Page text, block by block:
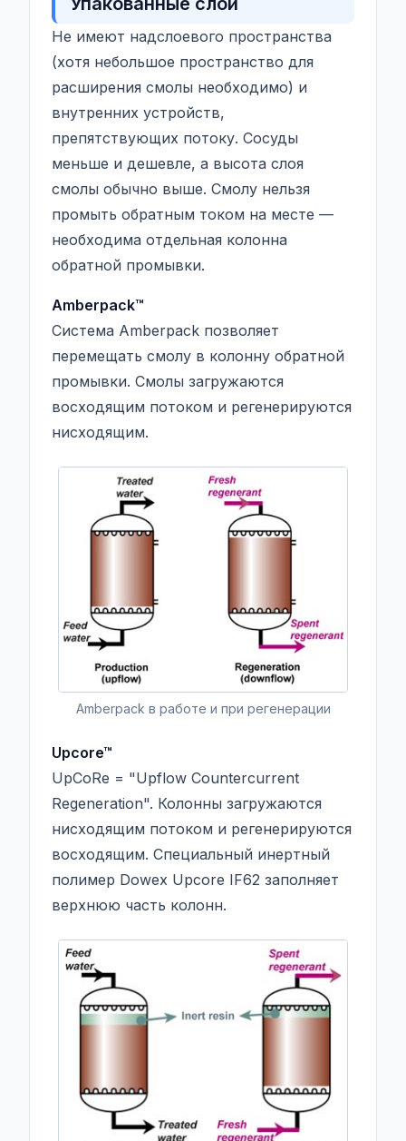
Не имеют надслоевого пространства
(хотя небольшое пространство для
расширения смолы необходимо) и
внутренних устройств,
препятствующих потоку. Сосуды
меньше и дешевле, а высота слоя
смолы обычно выше. Смолу нельзя
промыть обратным током на месте —
необходима отдельная колонна
обратной промывки.
Amberpack™
Система Amberpack позволяет
перемещать смолу в колонну обратной
промывки. Смолы загружаются
восходящим потоком и регенерируются
нисходящим.
Amberpack в работе и при регенерации
Upcore™
UpCoRe = "Upflow Countercurrent
Regeneration". Колонны загружаются
нисходящим потоком и регенерируются
восходящим. Специальный инертный
полимер Dowex Upcore IF62 заполняет
верхнюю часть колонн.